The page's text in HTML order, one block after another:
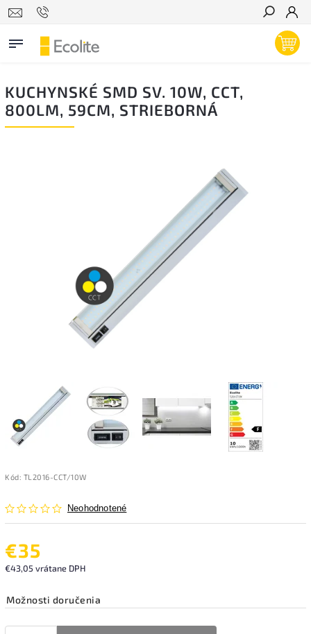
Hľadať
KUCHYNSKÉ SMD SV. 10W, CCT,
800LM, 59CM, STRIEBORNÁ
Kód: TL2016-CCT/10W
Neohodnotené
€35
€43,05 vrátane DPH
Možnosti doručenia